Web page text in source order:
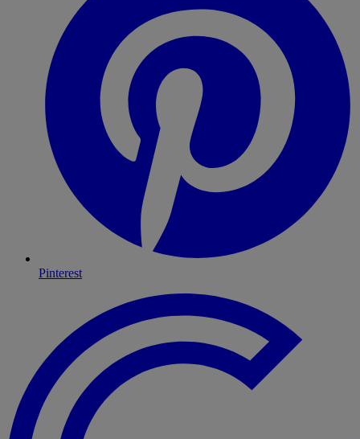
Pinterest